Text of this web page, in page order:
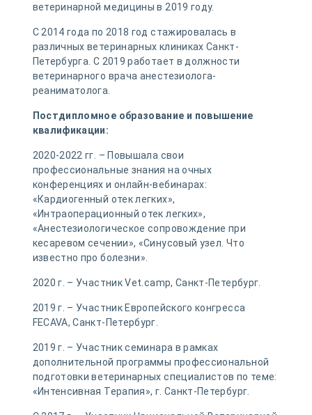
ветеринарной медицины в 2019 году.
С 2014 года по 2018 год стажировалась в
различных ветеринарных клиниках Санкт-
Петербурга. С 2019 работает в должности
ветеринарного врача анестезиолога-
реаниматолога.
Постдипломное образование и повышение
квалификации:
2020-2022 гг. – Повышала свои
профессиональные знания на очных
конференциях и онлайн-вебинарах:
«Кардиогенный отек легких»,
«Интраоперационный отек легких»,
«Анестезиологическое сопровождение при
кесаревом сечении», «Синусовый узел. Что
известно про болезни».
2020 г. – Участник Vet.camp, Санкт-Петербург.
2019 г. – Участник Европейского конгресса
FECAVA, Санкт-Петербург.
2019 г. – Участник семинара в рамках
дополнительной программы профессиональной
подготовки ветеринарных специалистов по теме:
«Интенсивная Терапия», г. Санкт-Петербург.